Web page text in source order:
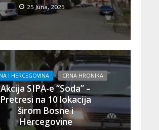
25 Juna, 2025
I HERCEGOVINA CRNA HRONIKA
Akcija SIPA-e “Soda” –
Pretresi na 10 lokacija
širom Bosne i
Hercegovine